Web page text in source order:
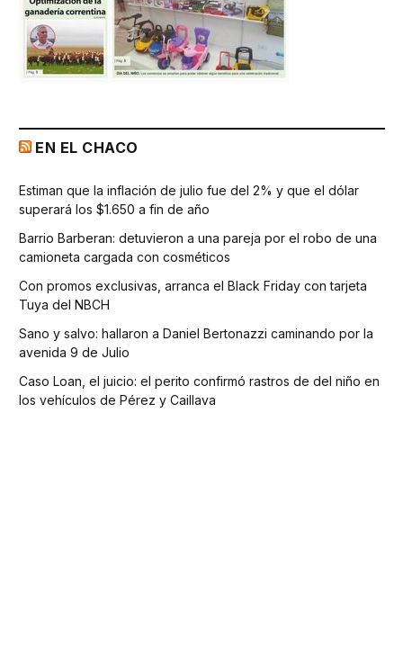
EN EL CHACO
Estiman que la inflación de julio fue del 2% y que el dólar
superará los $1.650 a fin de año
Barrio Barberan: detuvieron a una pareja por el robo de una
camioneta cargada con cosméticos
Con promos exclusivas, arranca el Black Friday con tarjeta
Tuya del NBCH
Sano y salvo: hallaron a Daniel Bertonazzi caminando por la
avenida 9 de Julio
Caso Loan, el juicio: el perito confirmó rastros de del niño en
los vehículos de Pérez y Caillava